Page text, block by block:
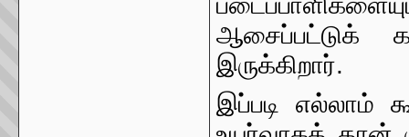
ஆசைப்பட்டுக்
இருக்கிறார்.
இப்படி எல்லாம்